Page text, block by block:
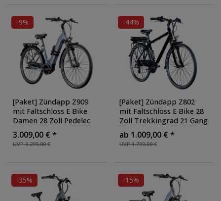
schwarz/blau
Faltschloss, Farbe:
weiß/orange
-9%
[Paket] Zündapp Z909
mit Faltschloss E Bike
Damen 28 Zoll Pedelec
150 - 170 cm
Elektrofahrrad Bosch
Damenfahrrad mit 7
mit Faltschloss, Farbe:
grau
UVP 3.299,00 €
3.009,00 € *
-44%
[Paket] Zündapp Z802
mit Faltschloss E Bike 28
Zoll Trekkingrad 21 Gang
Elektrofahrrad StVZO 155
- 185 cm Pedelec Elektro
Trekking Fahrrad
schwarz/grau
UVP 1.799,00 €
ab 1.009,00 € *
-35% -15%